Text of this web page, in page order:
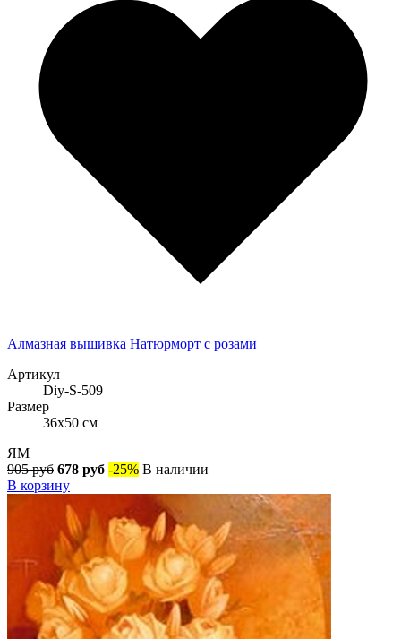
Алмазная вышивка Натюрморт с розами
Артикул
Diy-S-509
Размер
36x50 см
ЯМ
905 руб 678 руб -25% В наличии
В корзину